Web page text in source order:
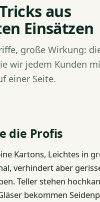
aus
Einsätzen
große Wirkung:
wir jedem Kunden
einer Seite.
die Profis
Kartons, Leichtes in
verhindert aber
Teller stehen
bekommen